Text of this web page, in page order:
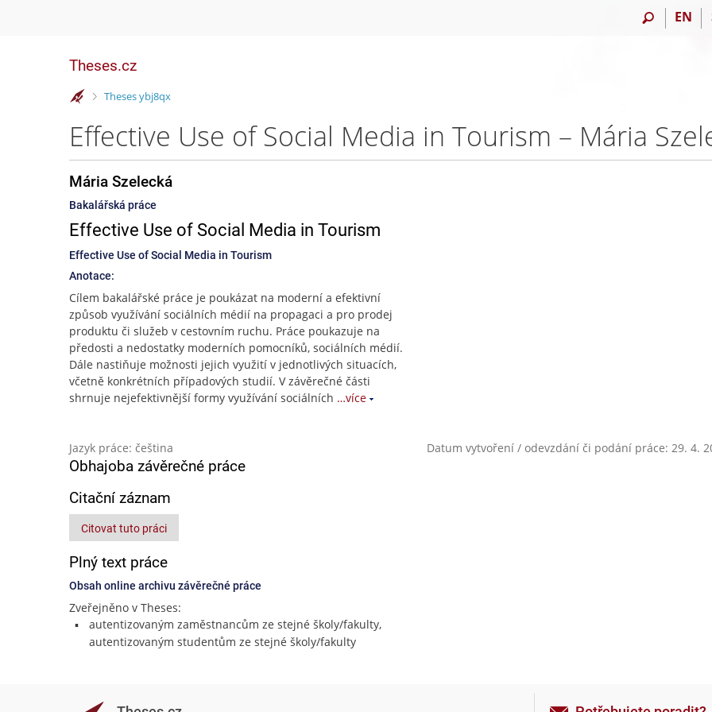
EN
Theses.cz
>
Theses ybj8qx
Effective Use of Social Media in Tourism – Mária
Mária Szelecká
Bakalářská práce
Effective Use of Social Media in Tourism
Effective Use of Social Media in Tourism
Anotace:
Cílem bakalářské práce je poukázat na moderní a efektivní
způsob využívání sociálních médií na propagaci a pro prodej
produktu či služeb v cestovním ruchu. Práce poukazuje na
předosti a nedostatky moderních pomocníků, sociálních médií.
Dále nastiňuje možnosti jejich využití v jednotlivých situacích,
včetně konkrétních případových studií. V závěrečné části
shrnuje nejefektivnější formy využívání sociálních …více
Jazyk práce: čeština Datum vytvoření / odevzdání či podání práce: 29. 4.
Obhajoba závěrečné práce
Citační záznam
Citovat tuto práci
Plný text práce
Obsah online archivu závěrečné práce
Zveřejněno v Theses:
autentizovaným zaměstnancům ze stejné školy/fakulty,
autentizovaným studentům ze stejné školy/fakulty